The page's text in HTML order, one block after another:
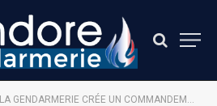
LA GENDARMERIE CRÉE UN COMMANDEMENT DU CYBERESPACE